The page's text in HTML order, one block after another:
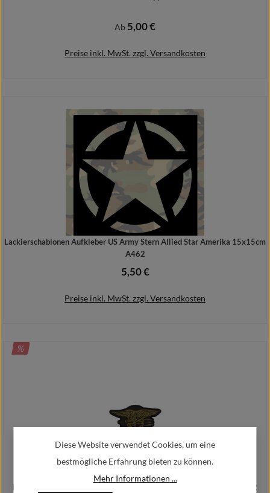
Regulärer Preis:
Ab 5,00 €
Preise inkl. MwSt. zzgl. Versandkosten
Details
Lackierschablonen Aufkleber US Army Stern Allied Star Amerika 15x15cm
A462
Regulärer Preis:
5,50 €
Preise inkl. MwSt. zzgl. Versandkosten
RABATT
%
Navy Seals Patch Sniper Team Three Alfashirt Airsoft 4x7 cm#26732
Diese Website verwendet Cookies, um eine
bestmögliche Erfahrung bieten zu können.
Mehr Informationen ...